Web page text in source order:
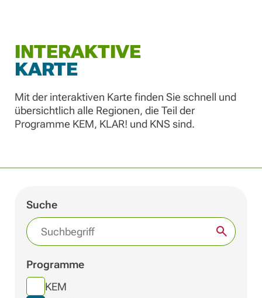
INTERAKTIVE
KARTE
Mit der interaktiven Karte finden Sie schnell und
übersichtlich alle Regionen, die Teil der
Programme KEM, KLAR! und KNS sind.
Suche
Programme
KEM